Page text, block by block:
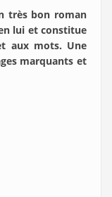
très bon roman
lui et constitue
aux mots. Une
marquants et